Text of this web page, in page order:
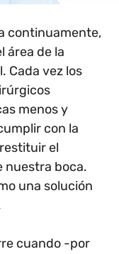
continuamente,
área de la
Cada vez los
menos y
con la
el
nuestra boca.
una solución
cuando -por